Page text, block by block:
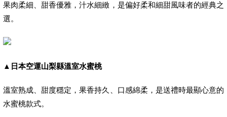
果肉柔細、甜香優雅，汁水細緻，是偏好柔和細甜風味者的經典之
選。
▲ 日本空運山梨縣溫室水蜜桃
溫室熟成、甜度穩定，果香持久、口感綿柔，是送禮時最顯心意的
水蜜桃款式。